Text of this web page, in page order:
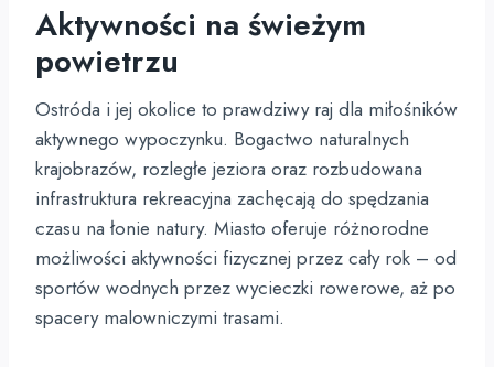
Aktywności na świeżym
powietrzu
Ostróda i jej okolice to prawdziwy raj dla miłośników
aktywnego wypoczynku. Bogactwo naturalnych
krajobrazów, rozległe jeziora oraz rozbudowana
infrastruktura rekreacyjna zachęcają do spędzania
czasu na łonie natury. Miasto oferuje różnorodne
możliwości aktywności fizycznej przez cały rok – od
sportów wodnych przez wycieczki rowerowe, aż po
spacery malowniczymi trasami.